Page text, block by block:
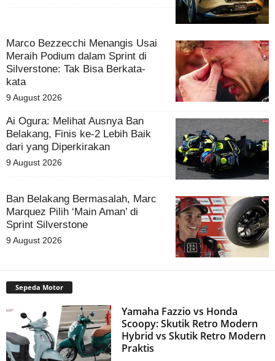
Marco Bezzecchi Menangis Usai
Meraih Podium dalam Sprint di
Silverstone: Tak Bisa Berkata-
kata
9 August 2026
Ai Ogura: Melihat Ausnya Ban
Belakang, Finis ke-2 Lebih Baik
dari yang Diperkirakan
9 August 2026
Ban Belakang Bermasalah, Marc
Marquez Pilih ‘Main Aman’ di
Sprint Silverstone
9 August 2026
Sepeda Motor
Yamaha Fazzio vs Honda
Scoopy: Skutik Retro Modern
Hybrid vs Skutik Retro Modern
Praktis